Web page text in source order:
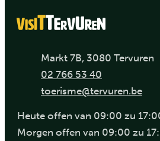
AdresseMarkt 7B ,3080 Tervuren
02 766 53 40
E-Mailtoerisme@tervuren.be
Heute offen van 09:00 zu
Morgen offen van 09:00 zu